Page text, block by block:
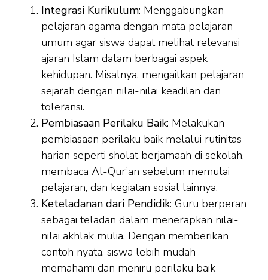
Integrasi Kurikulum: Menggabungkan
pelajaran agama dengan mata pelajaran
umum agar siswa dapat melihat relevansi
ajaran Islam dalam berbagai aspek
kehidupan. Misalnya, mengaitkan pelajaran
sejarah dengan nilai-nilai keadilan dan
toleransi.
Pembiasaan Perilaku Baik: Melakukan
pembiasaan perilaku baik melalui rutinitas
harian seperti sholat berjamaah di sekolah,
membaca Al-Qur’an sebelum memulai
pelajaran, dan kegiatan sosial lainnya.
Keteladanan dari Pendidik: Guru berperan
sebagai teladan dalam menerapkan nilai-
nilai akhlak mulia. Dengan memberikan
contoh nyata, siswa lebih mudah
memahami dan meniru perilaku baik